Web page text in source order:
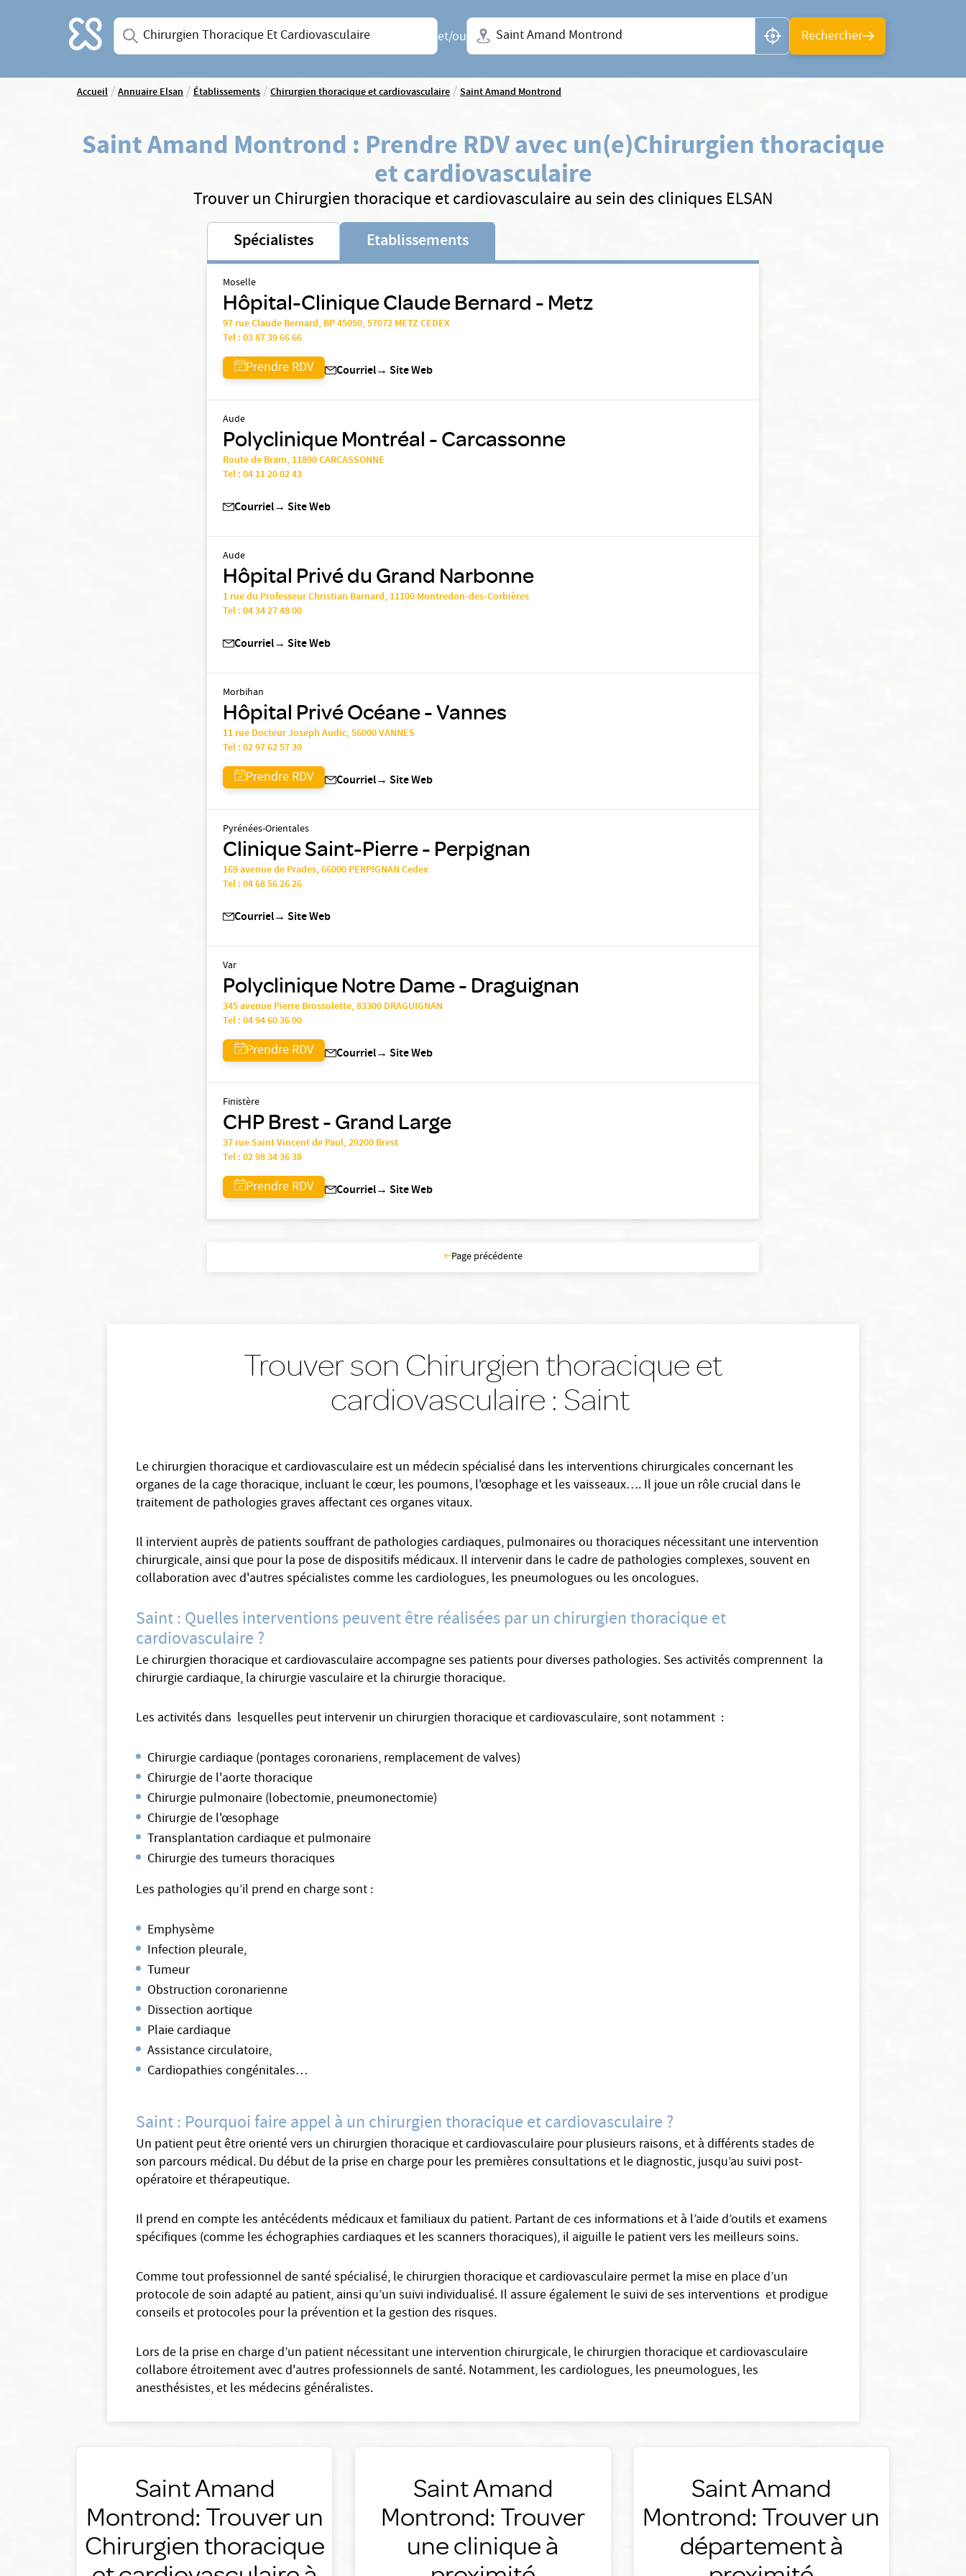
Accueil Saisissez une spécialité ou un service
et/ou
Ville + N° de département, région ou CP
Rechercher
Accueil/Annuaire Elsan/Établissements/Chirurgien thoracique et cardiovasculaire/Saint Amand Montrond
Saint Amand Montrond : Prendre RDV avec un(e)Chirurgien thoracique
et cardiovasculaire
Trouver un Chirurgien thoracique et cardiovasculaire au sein des cliniques ELSAN
Spécialistes Etablissements
Moselle
Hôpital-Clinique Claude Bernard - Metz
97 rue Claude Bernard, BP 45050, 57072 METZ CEDEX
Tel :03 87 39 66 66
Prendre RDV Courriel→ Site Web
Aude
Polyclinique Montréal - Carcassonne
Route de Bram, 11890 CARCASSONNE
Tel :04 11 20 02 43
Courriel→ Site Web
Aude
Hôpital Privé du Grand Narbonne
1 rue du Professeur Christian Barnard, 11100 Montredon-des-Corbières
Tel :04 34 27 48 00
Courriel→ Site Web
Morbihan
Hôpital Privé Océane - Vannes
11 rue Docteur Joseph Audic, 56000 VANNES
Tel :02 97 62 57 30
Prendre RDV Courriel→ Site Web
Pyrénées-Orientales
Clinique Saint-Pierre - Perpignan
169 avenue de Prades, 66000 PERPIGNAN Cedex
Tel :04 68 56 26 26
Courriel→ Site Web
Var
Polyclinique Notre Dame - Draguignan
345 avenue Pierre Brossolette, 83300 DRAGUIGNAN
Tel :04 94 60 36 00
Prendre RDV Courriel→ Site Web
Finistère
CHP Brest - Grand Large
37 rue Saint Vincent de Paul, 29200 Brest
Tel :02 98 34 36 38
Prendre RDV Courriel→ Site Web
Page précédente
Trouver son Chirurgien thoracique et
cardiovasculaire : Saint
Le chirurgien thoracique et cardiovasculaire est un médecin spécialisé dans les interventions chirurgicales concernant les
organes de la cage thoracique, incluant le cœur, les poumons, l'œsophage et les vaisseaux…. Il joue un rôle crucial dans le
traitement de pathologies graves affectant ces organes vitaux.
Il intervient auprès de patients souffrant de pathologies cardiaques, pulmonaires ou thoraciques nécessitant une intervention
chirurgicale, ainsi que pour la pose de dispositifs médicaux. Il intervenir dans le cadre de pathologies complexes, souvent en
collaboration avec d'autres spécialistes comme les cardiologues, les pneumologues ou les oncologues.
Saint : Quelles interventions peuvent être réalisées par un chirurgien thoracique et
cardiovasculaire ?
Le chirurgien thoracique et cardiovasculaire accompagne ses patients pour diverses pathologies. Ses activités comprennent la
chirurgie cardiaque, la chirurgie vasculaire et la chirurgie thoracique.
Les activités dans lesquelles peut intervenir un chirurgien thoracique et cardiovasculaire, sont notamment :
Chirurgie cardiaque (pontages coronariens, remplacement de valves)
Chirurgie de l'aorte thoracique
Chirurgie pulmonaire (lobectomie, pneumonectomie)
Chirurgie de l'œsophage
Transplantation cardiaque et pulmonaire
Chirurgie des tumeurs thoraciques
Les pathologies qu’il prend en charge sont :
Emphysème
Infection pleurale,
Tumeur
Obstruction coronarienne
Dissection aortique
Plaie cardiaque
Assistance circulatoire,
Cardiopathies congénitales…
Saint : Pourquoi faire appel à un chirurgien thoracique et cardiovasculaire ?
Un patient peut être orienté vers un chirurgien thoracique et cardiovasculaire pour plusieurs raisons, et à différents stades de
son parcours médical. Du début de la prise en charge pour les premières consultations et le diagnostic, jusqu’au suivi post-
opératoire et thérapeutique.
Il prend en compte les antécédents médicaux et familiaux du patient. Partant de ces informations et à l’aide d’outils et examens
spécifiques (comme les échographies cardiaques et les scanners thoraciques), il aiguille le patient vers les meilleurs soins.
Comme tout professionnel de santé spécialisé, le chirurgien thoracique et cardiovasculaire permet la mise en place d’un
protocole de soin adapté au patient, ainsi qu’un suivi individualisé. Il assure également le suivi de ses interventions et prodigue
conseils et protocoles pour la prévention et la gestion des risques.
Lors de la prise en charge d’un patient nécessitant une intervention chirurgicale, le chirurgien thoracique et cardiovasculaire
collabore étroitement avec d'autres professionnels de santé. Notamment, les cardiologues, les pneumologues, les
anesthésistes, et les médecins généralistes.
Saint Amand
Montrond: Trouver un
Chirurgien thoracique
Saint Amand
Montrond: Trouver
une clinique à
Saint Amand
Montrond: Trouver un
département à